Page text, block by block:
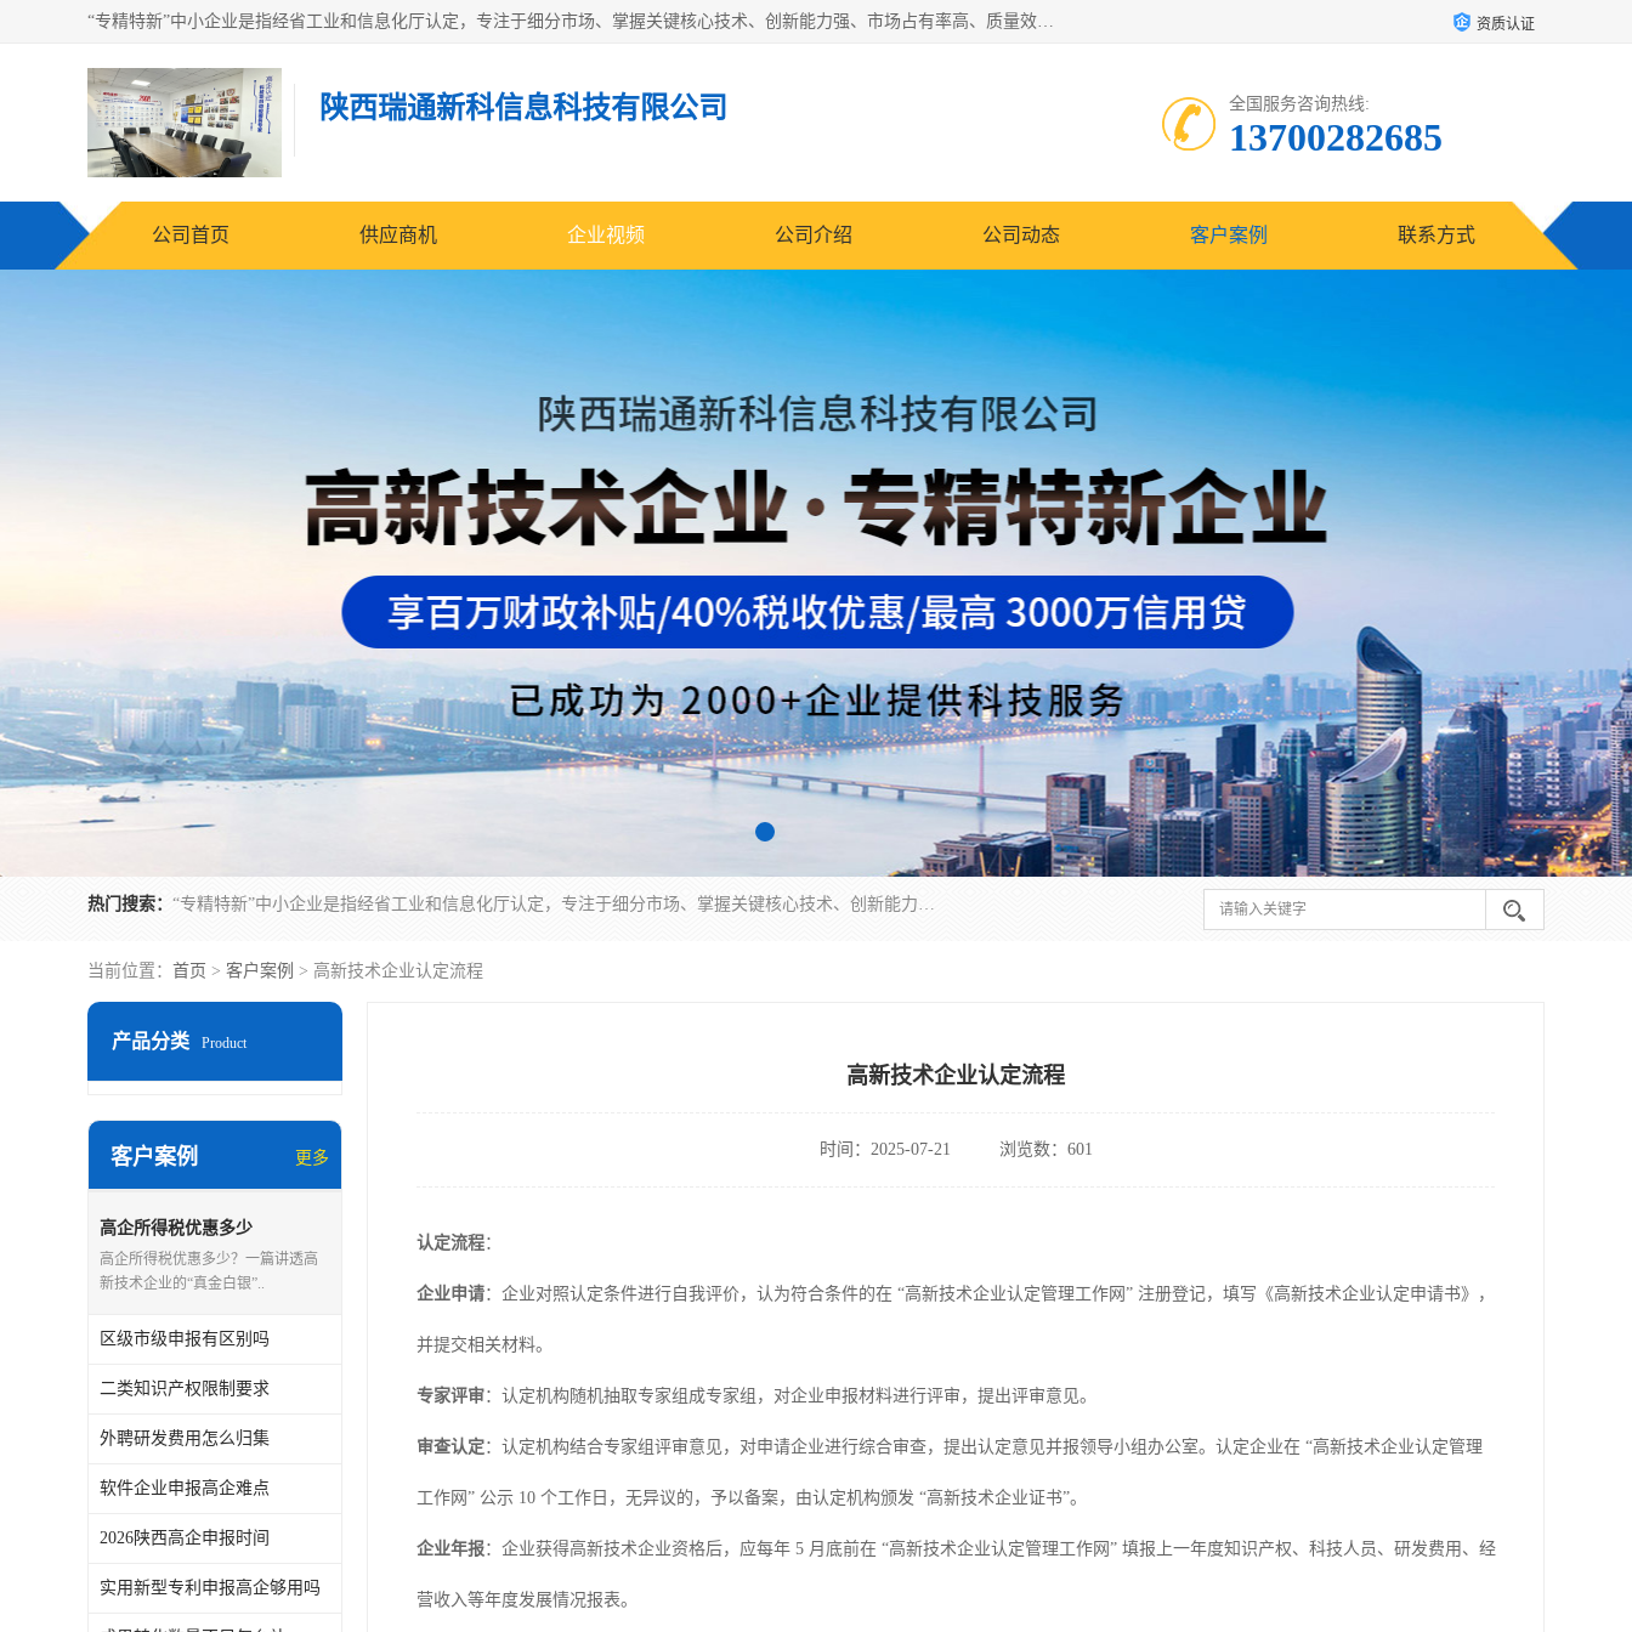
“专精特新”中小企业是指经省工业和信息化厅认定，专注于细分市场、掌握关键核心技术、创新能力强、市场占有率高、质量效益优，在专业化、精细化、特色化、新颖化等方面表现突出的中小企业。 资质认证
陕西瑞通新科信息科技有限公司 全国服务咨询热线:
13700282685
公司首页 供应商机 企业视频 公司介绍 公司动态 客户案例 联系方式
热门搜索： “专精特新”中小企业是指经省工业和信息化厅认定，专注于细分市场、掌握关键核心技术、创新能力强、市场占有率高、质量效益优，在专业化、精细化、特色化、新颖化等方面表现突出的中小企业。
当前位置： 首页 > 客户案例 > 高新技术企业认定流程
产品分类 Product
客户案例 更多
高企所得税优惠多少
高企所得税优惠多少？一篇讲透高
新技术企业的“真金白银”..
区级市级申报有区别吗
二类知识产权限制要求
外聘研发费用怎么归集
软件企业申报高企难点
2026陕西高企申报时间
实用新型专利申报高企够用吗
高新技术企业认定流程
时间：2025-07-21 浏览数：601
认定流程：
企业申请：企业对照认定条件进行自我评价，认为符合条件的在 “高新技术企业认定管理工作网” 注册登记，填写《高新技术企业认定申请书》，
并提交相关材料。
专家评审：认定机构随机抽取专家组成专家组，对企业申报材料进行评审，提出评审意见。
审查认定：认定机构结合专家组评审意见，对申请企业进行综合审查，提出认定意见并报领导小组办公室。认定企业在 “高新技术企业认定管理
工作网” 公示 10 个工作日，无异议的，予以备案，由认定机构颁发 “高新技术企业证书”。
企业年报：企业获得高新技术企业资格后，应每年 5 月底前在 “高新技术企业认定管理工作网” 填报上一年度知识产权、科技人员、研发费用、经
营收入等年度发展情况报表。